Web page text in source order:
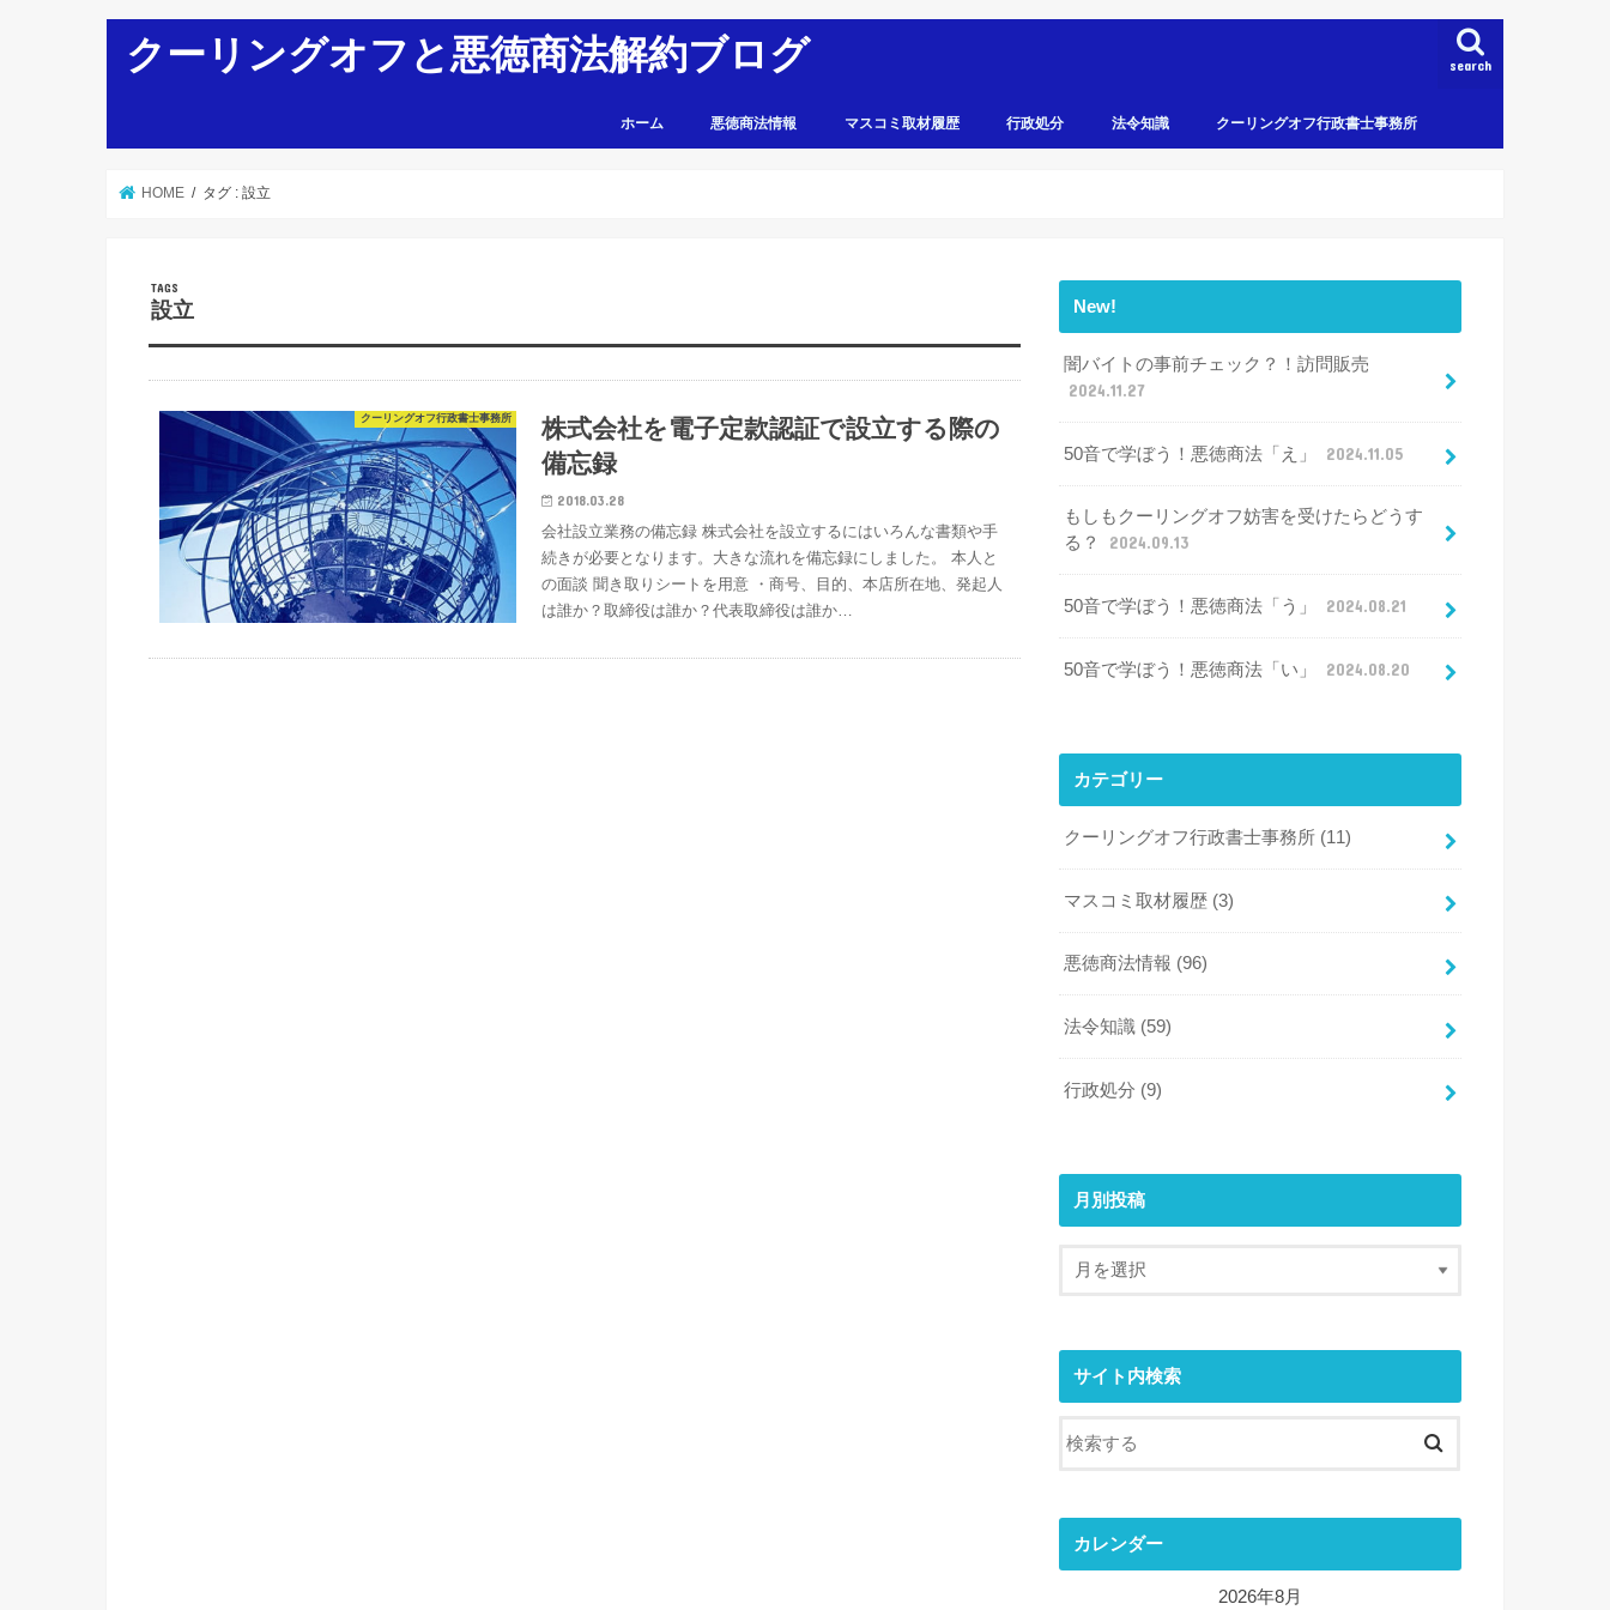
クーリングオフと悪徳商法解約ブログ search
ホーム 悪徳商法情報 マスコミ取材履歴 行政処分 法令知識 クーリングオフ行政書士事務所
HOME タグ : 設立
設立
クーリングオフ行政書士事務所
株式会社を電子定款認証で設立する際の
備忘録
2018.03.28
会社設立業務の備忘録 株式会社を設立するにはいろんな書類や手
続きが必要となります。大きな流れを備忘録にしました。 本人と
の面談 聞き取りシートを用意 ・商号、目的、本店所在地、発起人
は誰か？取締役は誰か？代表取締役は誰か…
New!
闇バイトの事前チェック？！訪問販売
2024.11.27
50音で学ぼう！悪徳商法「え」 2024.11.05
もしもクーリングオフ妨害を受けたらどうす
る？
2024.09.13
50音で学ぼう！悪徳商法「う」 2024.08.21
50音で学ぼう！悪徳商法「い」 2024.08.20
カテゴリー
クーリングオフ行政書士事務所 (11)
マスコミ取材履歴 (3)
悪徳商法情報 (96)
法令知識 (59)
行政処分 (9)
月別投稿
サイト内検索
カレンダー
2026年8月